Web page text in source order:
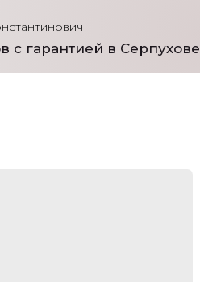
с гарантией в Серпухове